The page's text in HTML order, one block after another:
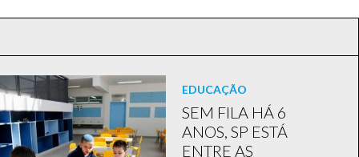
EDUCAÇÃO
SEM FILA HÁ 6
ANOS, SP ESTÁ
ENTRE AS